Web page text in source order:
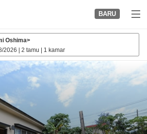
BARU
Oshima>
2026 2 tamu 1 kamar